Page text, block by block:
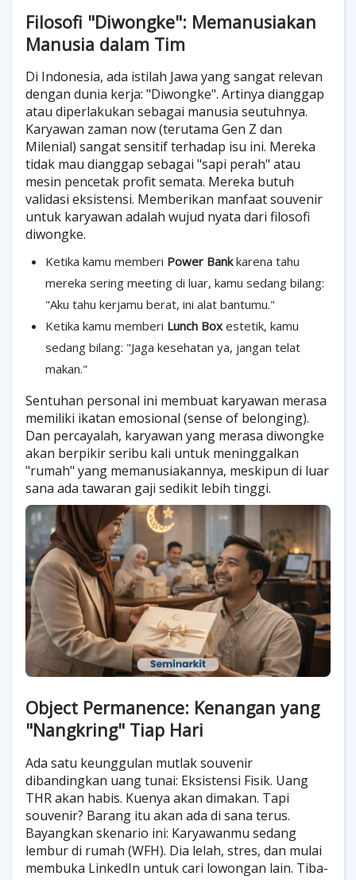
Filosofi "Diwongke": Memanusiakan
Manusia dalam Tim
Di Indonesia, ada istilah Jawa yang sangat relevan
dengan dunia kerja: "Diwongke". Artinya dianggap
atau diperlakukan sebagai manusia seutuhnya.
Karyawan zaman now (terutama Gen Z dan
Milenial) sangat sensitif terhadap isu ini. Mereka
tidak mau dianggap sebagai "sapi perah" atau
mesin pencetak profit semata. Mereka butuh
validasi eksistensi. Memberikan manfaat souvenir
untuk karyawan adalah wujud nyata dari filosofi
diwongke.
Ketika kamu memberi Power Bankkarena tahu
mereka sering meeting di luar, kamu sedang bilang:
"Aku tahu kerjamu berat, ini alat bantumu."
Ketika kamu memberi Lunch Boxestetik, kamu
sedang bilang: "Jaga kesehatan ya, jangan telat
makan."
Sentuhan personal ini membuat karyawan merasa
memiliki ikatan emosional (sense of belonging).
Dan percayalah, karyawan yang merasa diwongke
akan berpikir seribu kali untuk meninggalkan
"rumah" yang memanusiakannya, meskipun di luar
sana ada tawaran gaji sedikit lebih tinggi.
Object Permanence: Kenangan yang
"Nangkring" Tiap Hari
Ada satu keunggulan mutlak souvenir
dibandingkan uang tunai: Eksistensi Fisik. Uang
THR akan habis. Kuenya akan dimakan. Tapi
souvenir? Barang itu akan ada di sana terus.
Bayangkan skenario ini: Karyawanmu sedang
lembur di rumah (WFH). Dia lelah, stres, dan mulai
membuka LinkedIn untuk cari lowongan lain. Tiba-